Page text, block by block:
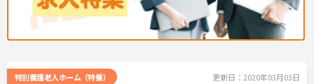
特別養護老人ホーム（特養） 更新日：2020年03月03日